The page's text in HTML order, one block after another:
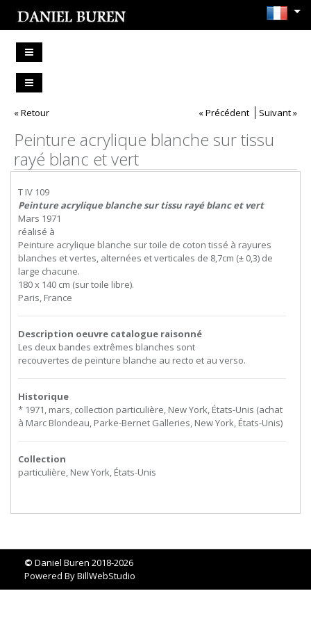
« Retour « Précédent Suivant »
Peinture acrylique blanche sur tissu
rayé blanc et vert
T IV 109
Peinture acrylique blanche sur tissu rayé blanc et vert
Mars 1971
réalisé à
Peinture acrylique blanche sur toile de coton tissé à rayures
blanches et vertes, alternées et verticales de 8,7cm (± 0,3) de
large chacune.
180 x 140 cm (sur toile libre).
Paris, France
Description oeuvre catalogue raisonné
Les deux bandes extrêmes blanches sont
recouvertes de peinture blanche au recto et au verso.
Historique
* 1971, mars, collection particulière, New York, États-Unis (achat
à Marc Blondeau, Parke-Bernet Galleries, New York, États-Unis)
Collection
particulière, New York, États-Unis
© Daniel Buren 2018-2026
Powered ByBillWebStudio